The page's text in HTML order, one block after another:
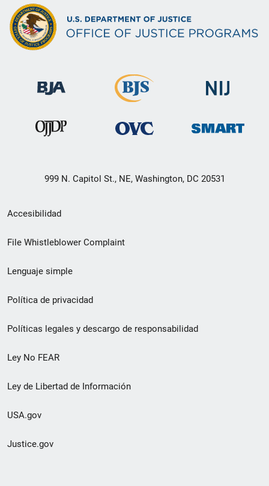
999 N. Capitol St., NE, Washington, DC 20531
Menú
de
de
pie
de
página
Accesibilidad
File Whistleblower Complaint
Lenguaje simple
Política de privacidad
Políticas legales y descargo de responsabilidad
Ley No FEAR
Ley de Libertad de Información
USA.gov
Justice.gov